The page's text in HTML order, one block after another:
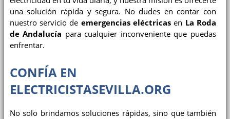
una solución rápida y segura. No dudes en contar con
nuestro servicio de emergencias eléctricas en La Roda
de Andalucía para cualquier inconveniente que puedas
enfrentar.
CONFÍA EN
ELECTRICISTASEVILLA.ORG
No solo brindamos soluciones rápidas, sino que también